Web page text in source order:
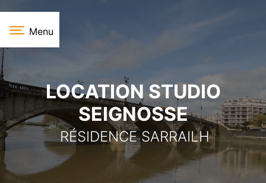
Menu
LOCATION STUDIO
SEIGNOSSE
RÉSIDENCE SARRAILH